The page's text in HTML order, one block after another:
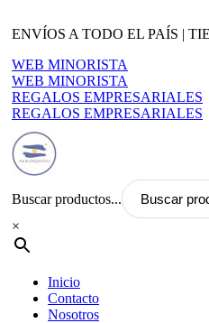
al
ENVÍOS A TODO EL PAÍS |
WEB MINORISTA
WEB MINORISTA
REGALOS EMPRESARIALES
REGALOS EMPRESARIALES
Buscar productos...
×
Inicio
Contacto
Nosotros